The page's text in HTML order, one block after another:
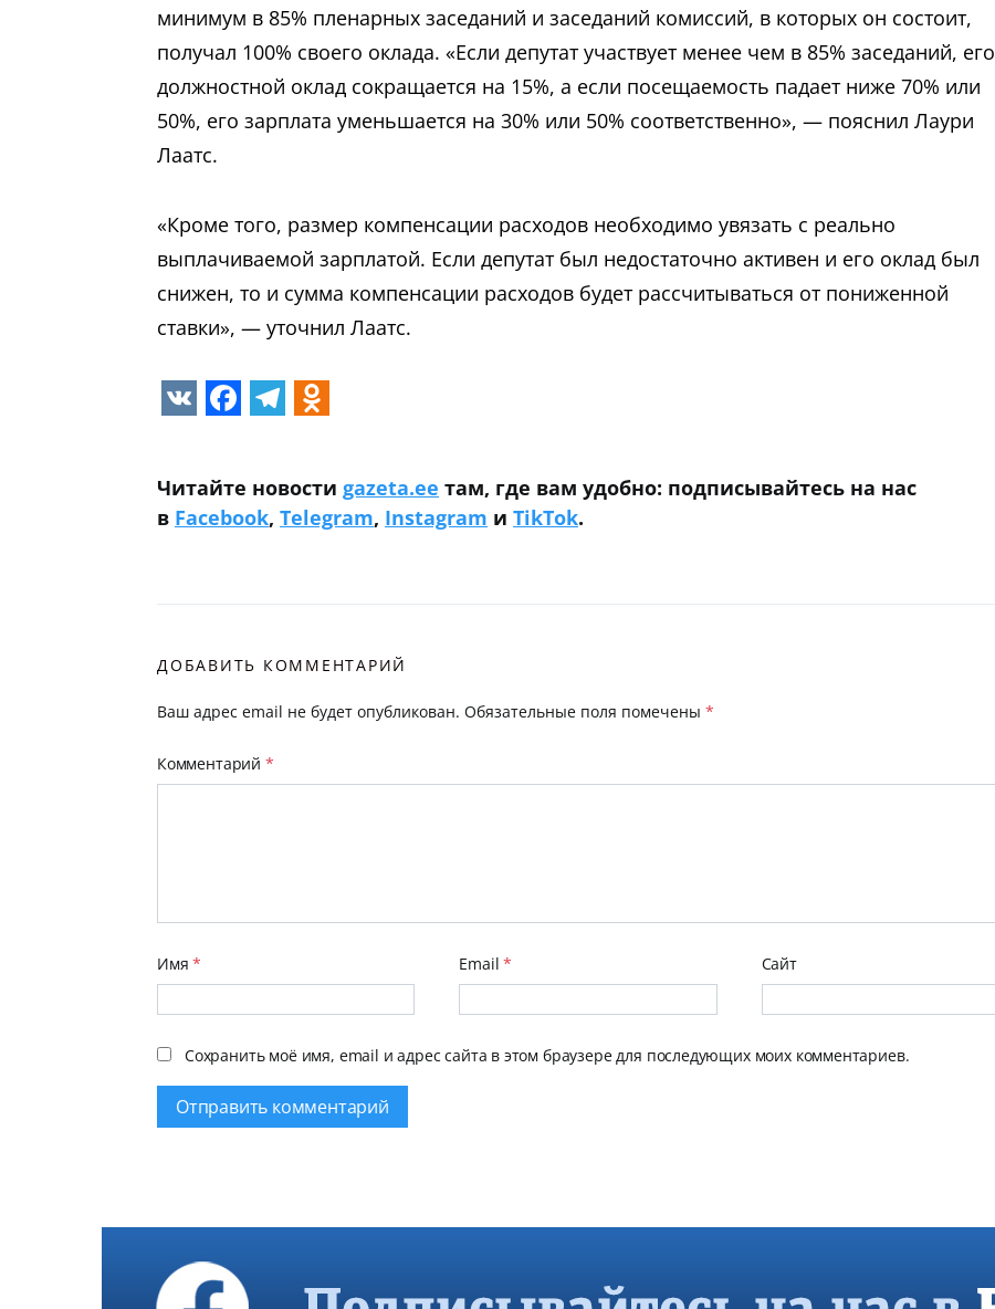
минимум в 85% пленарных заседаний и заседаний комиссий, в которых он состоит,
получал 100% своего оклада. «Если депутат участвует менее чем в 85% заседаний, его
должностной оклад сокращается на 15%, а если посещаемость падает ниже 70% или
50%, его зарплата уменьшается на 30% или 50% соответственно», — пояснил Лаури
Лаатс.
«Кроме того, размер компенсации расходов необходимо увязать с реально
выплачиваемой зарплатой. Если депутат был недостаточно активен и его оклад был
снижен, то и сумма компенсации расходов будет рассчитываться от пониженной
ставки», — уточнил Лаатс.
VK Facebook
Telegram
Читайте новостиgazeta.ee там, где вам удобно: подписывайтесь на нас
в Facebook,Telegram, Instagram иTikTok.
ДОБАВИТЬ КОММЕНТАРИЙ
Ваш адрес email не будет опубликован. Обязательные поля помечены*
Комментарий *
Имя* Email* Сайт
Сохранить моё имя, email и адрес сайта в этом браузере для последующих моих комментариев.